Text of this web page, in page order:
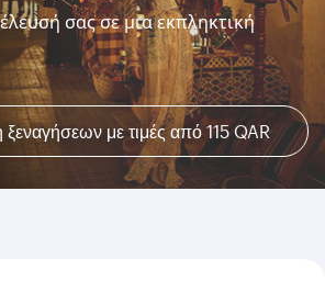
σας σε μια εκπληκτική
με τιμές από 115 QAR